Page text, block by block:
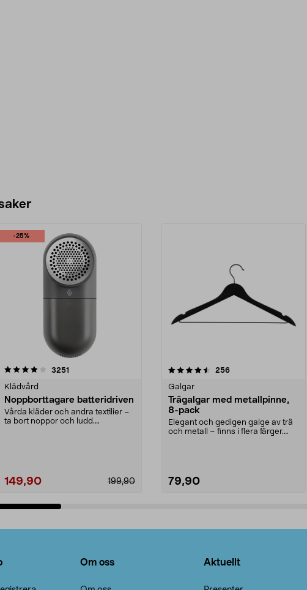
-25%
3251
Klädvård
Noppborttagare batteridriven
Vårda kläder och andra textilier –
ta bort noppor och ludd.
199,90
149,90
4.5av 5 stjärnor 256recensioner
Galgar
Trägalgar med metallpinne,
8-pack
Elegant och gedigen galge av trä
och metall – finns i flera färger.
79,90
4.0av 5 stjärnor
Om oss Aktuellt